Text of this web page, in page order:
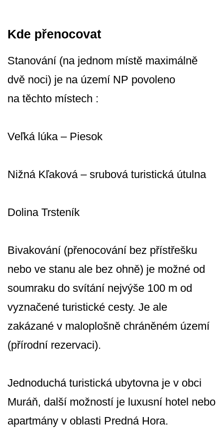
Kde přenocovat
Stanování (na jednom místě maximálně
dvě noci) je na území NP povoleno
na těchto místech :
Veľká lúka – Piesok
Nižná Kľaková – srubová turistická útulna
Dolina Trsteník
Bivakování (přenocování bez přístřešku
nebo ve stanu ale bez ohně) je možné od
soumraku do svítání nejvýše 100 m od
vyznačené turistické cesty. Je ale
zakázané v maloplošně chráněném území
(přírodní rezervaci).
Jednoduchá turistická ubytovna je v obci
Muráň, další možností je luxusní hotel nebo
apartmány v oblasti Predná Hora.